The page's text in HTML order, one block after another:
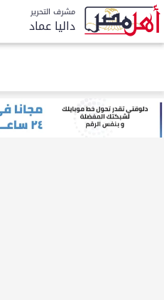
مشرف التحرير
داليا عماد